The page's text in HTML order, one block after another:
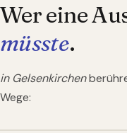
Wer eine
müsste.
in Gelsenkirchen
Wege: